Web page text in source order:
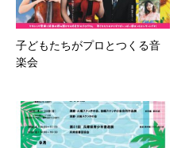
子どもたちがプロとつくる音
楽会